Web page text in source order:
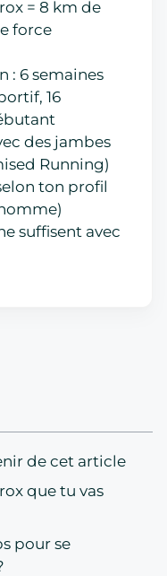
= 8 km de
force
: 6 semaines
16
des jambes
Running)
ton profil
suffisent avec
de cet article
que tu vas
pour se